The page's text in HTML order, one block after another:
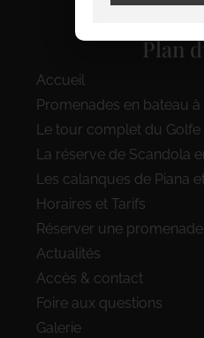
07 56
Plan
Accueil
Promenades en bateau
Le tour complet du Golfe
La réserve de Scandola
Les calanques de Piana
Horaires et Tarifs
Réserver une
Actualités
Accès & contact
Foire aux questions
Galerie